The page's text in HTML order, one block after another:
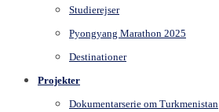
Studierejser
Pyongyang Marathon 2025
Destinationer
Projekter
Dokumentarserie om Turkmenistan